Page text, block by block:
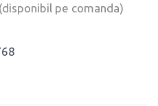
(disponibil pe comanda)